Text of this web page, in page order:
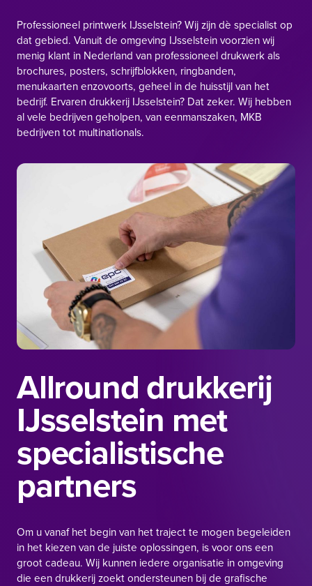
Professioneel printwerk IJsselstein? Wij zijn dè specialist op
dat gebied. Vanuit de omgeving IJsselstein voorzien wij
menig klant in Nederland van professioneel drukwerk als
brochures, posters, schrijfblokken, ringbanden,
menukaarten enzovoorts, geheel in de huisstijl van het
bedrijf. Ervaren drukkerij IJsselstein? Dat zeker. Wij hebben
al vele bedrijven geholpen, van eenmanszaken, MKB
bedrijven tot multinationals.
Allround drukkerij
IJsselstein met
specialistische
partners
Om u vanaf het begin van het traject te mogen begeleiden
in het kiezen van de juiste oplossingen, is voor ons een
groot cadeau. Wij kunnen iedere organisatie in omgeving
die een drukkerij zoekt ondersteunen bij de grafische